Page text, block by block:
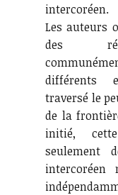
intercoréen.
Les auteurs
des
différents
traversé le
de la
initié,
seulement